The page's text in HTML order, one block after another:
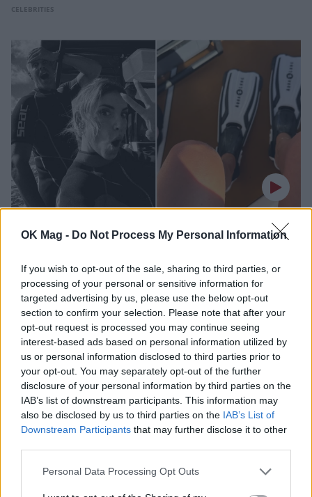
OK Mag - Do Not Process My Personal Information
If you wish to opt-out of the sale, sharing to third parties, or
processing of your personal or sensitive information for
targeted advertising by us, please use the below opt-out
section to confirm your selection. Please note that after your
opt-out request is processed you may continue seeing
interest-based ads based on personal information utilized by
us or personal information disclosed to third parties prior to
your opt-out. You may separately opt-out of the further
disclosure of your personal information by third parties on the
IAB’s list of downstream participants. This information may
also be disclosed by us to third parties on the IAB’s List of
Downstream Participants that may further disclose it to other
Personal Data Processing Opt Outs
CELEBRITIES
Αθηνά Οικονομάκου – Μπρούνο Τσερέλα:
Κολύμπησαν δίπλα στις φάλαινες της
CELEBRITIES
ΔΕΙΤΕ ΑΚΟΜΑ
ΑΘΗΝΑ ΟΙΚΟΝΟΜΑΚΟΥ